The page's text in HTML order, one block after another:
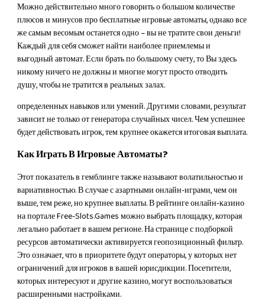
Можно действительно много говорить о большом количестве
плюсов и минусов про бесплатные игровые автоматы, однако все
же самым весомым останется одно – вы не тратите свои деньги!
Каждый для себя сможет найти наиболее приемлемы и
выгодный автомат. Если брать по большому счету, то Вы здесь
никому ничего не должны и многие могут просто отводить
душу, чтобы не тратится в реальных залах.
определенных навыков или умений. Другими словами, результат
зависит не только от генератора случайных чисел. Чем успешнее
будет действовать игрок, тем крупнее окажется итоговая выплата.
Как Играть В Игровые Автоматы?
Этот показатель в гемблинге также называют волатильностью и
вариативностью. В случае с азартными онлайн-играми, чем он
выше, тем реже, но крупнее выплаты. В рейтинге онлайн-казино
на портале Free-Slots.Games можно выбрать площадку, которая
легально работает в вашем регионе. На странице с подборкой
ресурсов автоматически активируется геопозиционный фильтр.
Это означает, что в приоритете будут операторы, у которых нет
ограничений для игроков в вашей юрисдикции. Посетители,
которых интересуют и другие казино, могут воспользоваться
расширенными настройками.